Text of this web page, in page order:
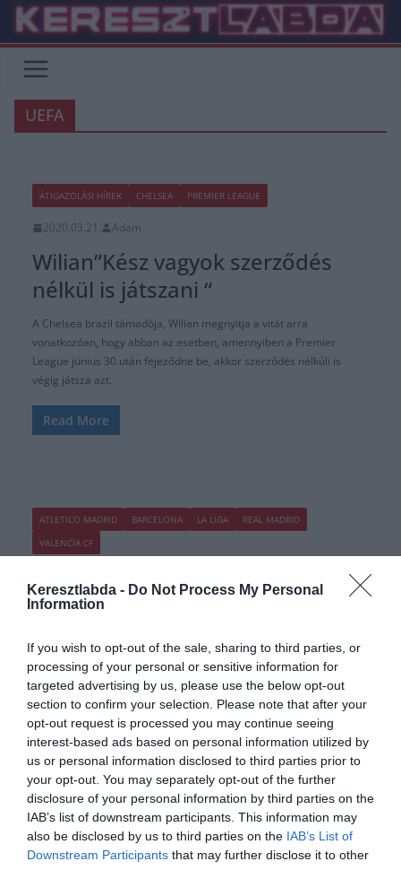
Keresztlabda - Do Not Process My Personal
Information
If you wish to opt-out of the sale, sharing to third parties, or
processing of your personal or sensitive information for
targeted advertising by us, please use the below opt-out
section to confirm your selection. Please note that after your
opt-out request is processed you may continue seeing
interest-based ads based on personal information utilized by
us or personal information disclosed to third parties prior to
your opt-out. You may separately opt-out of the further
disclosure of your personal information by third parties on the
IAB’s list of downstream participants. This information may
also be disclosed by us to third parties on the IAB’s List of
Downstream Participants that may further disclose it to other
Skip
content
UEFA
ÁTIGAZOLÁSI HÍREK CHELSEA PREMIER LEAGUE
2020.03.21. Adam
Wilian”Kész vagyok szerződés
nélkül is játszani “
A Chelsea brazil támadója, Wilian megnyitja a vitát arra
vonatkozóan, hogy abban az esetben, amennyiben a Premier
League június 30.után fejeződne be, akkor szerződés nélküli is
végig játsza azt.
Read More
ATLETICO MADRID BARCELONA LA LIGA
REAL MADRID
VALENCIA CF
Rubiales:” Együttműködünk az
UEFA-val”
… kizártnak tartja, hogy a Barcelona bajnok legyen anélkül, hogy a
La Liga hátralevő mérkőzéseit lejátszanák.
Read More
FOCI LA LIGA
2020.03.17. Adam